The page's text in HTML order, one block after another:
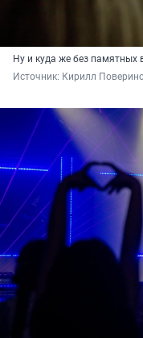
Ну и куда же без памятных
Источник: Кирилл